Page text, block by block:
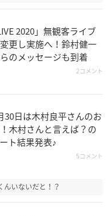
2020」無観客ライブ
更し実施へ！鈴村健一
のメッセージも到着
2コメント
30日は木村良平さんのお
木村さんと言えば？の
ト結果発表♪
5コメント
いないだと！？